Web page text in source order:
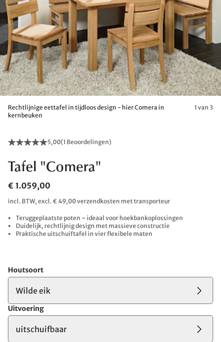
Rechtlijnige eettafel in tijdloos design - hier Comera in
kernbeuken
1 van 3
5,00(1 Beoordelingen)
Tafel "Comera"
€ 1.059,00
incl. BTW, excl. € 49,00 verzendkosten met transporteur
Teruggeplaatste poten – ideaal voor hoekbankoplossingen
Duidelijk, rechtlijnig design met massieve constructie
Praktische uitschuiftafel in vier flexibele maten
Houtsoort
Wilde eik
Uitvoering
uitschuifbaar